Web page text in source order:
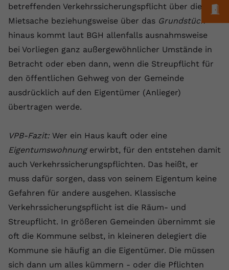
betreffenden Verkehrssicherungspflicht über die
Mietsache beziehungsweise über das Grundstück
hinaus kommt laut BGH allenfalls ausnahmsweise
bei Vorliegen ganz außergewöhnlicher Umstände in
Betracht oder eben dann, wenn die Streupflicht für
den öffentlichen Gehweg von der Gemeinde
ausdrücklich auf den Eigentümer (Anlieger)
übertragen werde.
VPB-Fazit: Wer ein Haus kauft oder eine
Eigentumswohnungerwirbt, für den entstehen damit
auch Verkehrssicherungspflichten. Das heißt, er
muss dafür sorgen, dass von seinem Eigentum keine
Gefahren für andere ausgehen. Klassische
Verkehrssicherungspflicht ist die Räum- und
Streupflicht. In größeren Gemeinden übernimmt sie
oft die Kommune selbst, in kleineren delegiert die
Kommune sie häufig an die Eigentümer. Die müssen
sich dann um alles kümmern - oder die Pflichten
yt-remote-device-id
Anbieter Youtube.com
Zweck
YouTube setzt diesen Cookie, um die
Videopräferenzen des Benutzers zu
Name yt.innertube::requests
Anbieter youtube.com
Laufzeit Session
Zweck
Dieser von YouTube gesetzte Cookie
registriert eine eindeutige ID, um
Daten darüber zu speichern, welche
Videos von YouTube der Nutzer